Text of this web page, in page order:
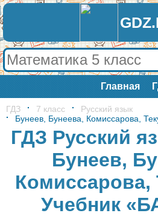
Главная
ГДЗ 7 класс
Русский язык
Бунеев, Бунеева, Комиссарова,
ГДЗ Русский
Бунеев,
Комиссарова,
Учебник